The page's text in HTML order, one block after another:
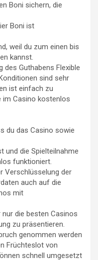
Boni sichern, die
Boni ist
weil du zum einen bis
kannst.
des Guthabens Flexible
sind sehr
ist einfach zu
im Casino kostenlos
du das Casino sowie
und die Spielteilnahme
funktioniert.
Verschlüsselung der
auch auf die
mit
die besten Casinos
zu präsentieren.
genommen werden
Früchteslot von
schnell umgesetzt